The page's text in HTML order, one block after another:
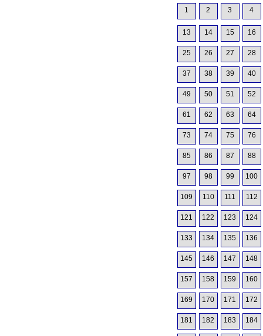
1 2 3 4
13 14 15 16
25 26 27 28
37 38 39 40
49 50 51 52
61 62 63 64
73 74 75 76
85 86 87 88
97 98 99 100
109 110 111 112
121 122 123 124
133 134 135 136
145 146 147 148
157 158 159 160
169 170 171 172
181 182 183 184